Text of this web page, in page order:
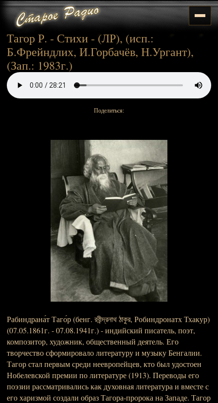
Тагор Р. - Стихи - (ЛР), (исп.:
Б.Фрейндлих, И.Горбачёв, Н.Ургант),
(Зап.: 1983г.)
Поделиться:
Рабиндрана́т Таго́р (бенг. রবীন্দ্রনাথ ঠাকুর, Робиндронатх Тхакур)
(07.05.1861г. - 07.08.1941г.) - индийский писатель, поэт,
композитор, художник, общественный деятель. Его
творчество сформировало литературу и музыку Бенгалии.
Тагор стал первым среди неевропейцев, кто был удостоен
Нобелевской премии по литературе (1913). Переводы его
поэзии рассматривались как духовная литература и вместе с
его харизмой создали образ Тагора-пророка на Западе. Тагор